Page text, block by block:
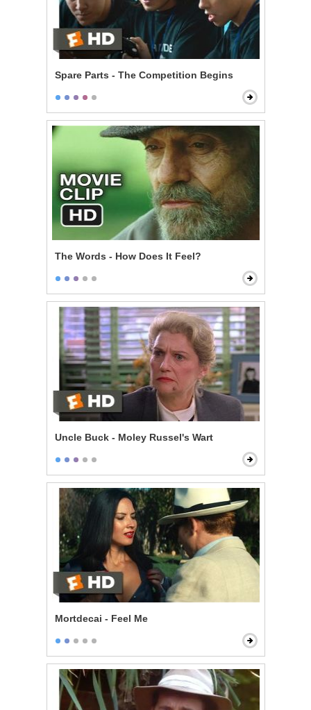
Spare Parts - The Competition Begins
The Words - How Does It Feel?
Uncle Buck - Moley Russel's Wart
Mortdecai - Feel Me